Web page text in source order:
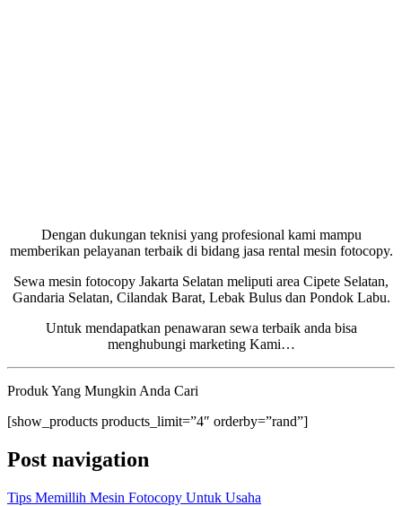
Dengan dukungan teknisi yang profesional kami mampu
memberikan pelayanan terbaik di bidang jasa rental mesin fotocopy.
Sewa mesin fotocopy Jakarta Selatan meliputi area Cipete Selatan,
Gandaria Selatan, Cilandak Barat, Lebak Bulus dan Pondok Labu.
Untuk mendapatkan penawaran sewa terbaik anda bisa
menghubungi marketing Kami…
Produk Yang Mungkin Anda Cari
[show_products products_limit=”4″ orderby=”rand”]
Post navigation
Tips Memillih Mesin Fotocopy Untuk Usaha